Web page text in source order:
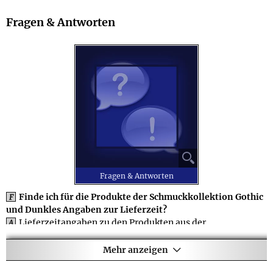
Fragen & Antworten
⚲
Fragen & Antworten
F
Finde ich für die Produkte der Schmuckkollektion Gothic
und Dunkles Angaben zur Lieferzeit?
A Lieferzeitangaben zu den Produkten aus der
Schmuckkollektion Gothic und Dunkles finden Sie auf den
jeweiligen Produktseiten. Die meisten Artikel sind in 1-3
Werktagen versandfertig, es gibt aber auch z.B.
Mehr anzeigen